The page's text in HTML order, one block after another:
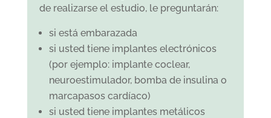
de realizarse el estudio, le preguntarán:
si está embarazada
si usted tiene implantes electrónicos
(por ejemplo: implante coclear,
neuroestimulador, bomba de insulina o
marcapasos cardíaco)
si usted tiene implantes metálicos